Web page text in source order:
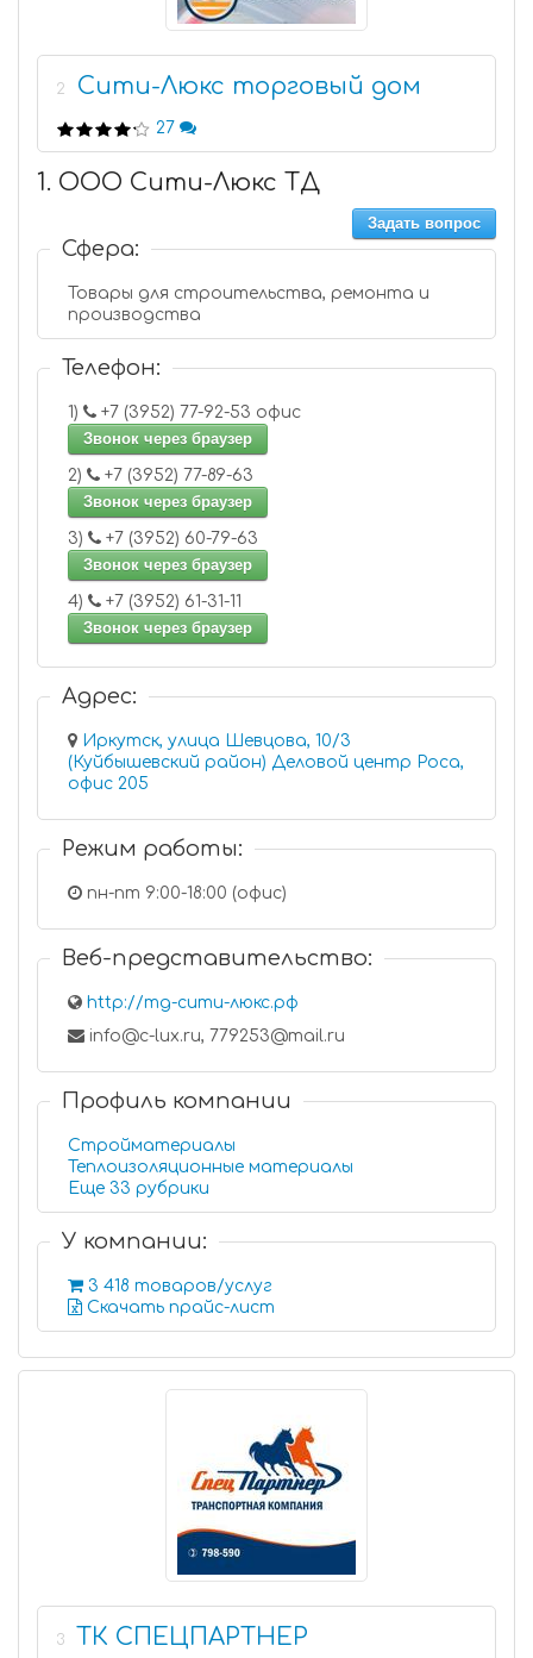
2 Сити-Люкс торговый дом
27
1. ООО Сити-Люкс ТД
Задать вопрос
Сфера:
Товары для строительства, ремонта и
производства
Телефон:
1)
+7 (3952) 77-92-53 офис
Звонок через браузер
2)
+7 (3952) 77-89-63
Звонок через браузер
3)
+7 (3952) 60-79-63
Звонок через браузер
4)
+7 (3952) 61-31-11
Звонок через браузер
Адрес:
Иркутск, улица Шевцова, 10/3
(Куйбышевский район) Деловой центр Роса,
офис 205
Режим работы:
пн-пт 9:00-18:00 (офис)
Веб-представительство:
http://тд-сити-люкс.рф
info@c-lux.ru, 779253@mail.ru
Профиль компании
Стройматериалы
Теплоизоляционные материалы
Еще 33 рубрики
У компании:
3 418 товаров/услуг
Скачать прайс-лист
3 ТК СПЕЦПАРТНЕР